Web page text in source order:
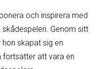
och inspirera med
Genom sitt
skapat sig en
fortsätter att vara en